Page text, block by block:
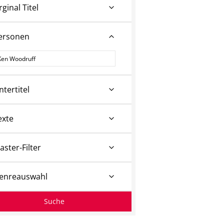
Titel
Filter
Suche